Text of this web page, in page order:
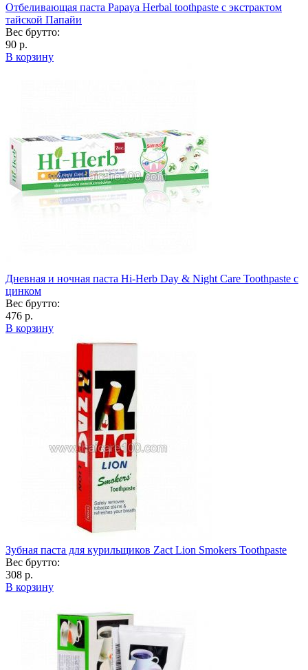
Отбеливающая паста Papaya Herbal toothpaste с экстрактом
тайской Папайи
Вес брутто:
90 р.
В корзину
Дневная и ночная паста Hi-Herb Day & Night Care Toothpaste с
цинком
Вес брутто:
476 р.
В корзину
Зубная паста для курильщиков Zact Lion Smokers Toothpaste
Вес брутто:
308 р.
В корзину